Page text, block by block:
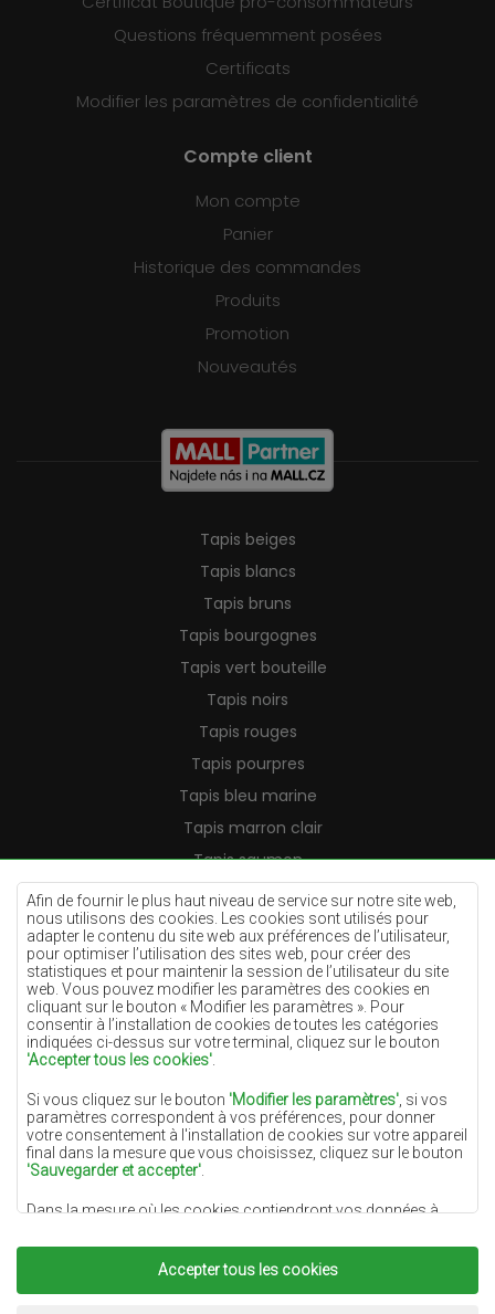
Afin de fournir le plus haut niveau de service sur notre site web,
nous utilisons des cookies. Les cookies sont utilisés pour
adapter le contenu du site web aux préférences de l’utilisateur,
pour optimiser l’utilisation des sites web, pour créer des
statistiques et pour maintenir la session de l’utilisateur du site
web. Vous pouvez modifier les paramètres des cookies en
cliquant sur le bouton « Modifier les paramètres ». Pour
consentir à l’installation de cookies de toutes les catégories
indiquées ci-dessus sur votre terminal, cliquez sur le bouton
'Accepter tous les cookies'
Si vous cliquez sur le bouton 'Modifier les paramètres' , si vos
paramètres correspondent à vos préférences, pour donner
votre consentement à l'installation de cookies sur votre appareil
final dans la mesure que vous choisissez, cliquez sur le bouton
'Sauvegarder et accepter'
Dans la mesure où les cookies contiendront vos données à
du responsable du traitement des données (DYWANYCHEMEX)
ou de tiers sous la forme de la fourniture de services de haute
qualité sur notre site Web et des activités de marketing du
responsable du traitement des données et de ses Partenaires de
Accepter tous les cookies
Questions fréquemment posées
Certificats
Modifier les paramètres de confidentialité
Compte client
Mon compte
Panier
Historique des commandes
Produits
Promotion
Nouveautés
Tapis beiges
Tapis blancs
Tapis bruns
Tapis bourgognes
Tapis vert bouteille
Tapis noirs
Tapis rouges
Tapis pourpres
Tapis bleu marine
Tapis marron clair
Tapis saumon
Tapis crème
Tapis lilas
Tapis jaunes
Tapis menthe
Tapis bleus
Tapis oranges
Tapis gris
Tapis terre cuite
Tapis dorés